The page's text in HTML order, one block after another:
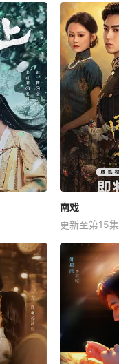
南戏
更新至第15集